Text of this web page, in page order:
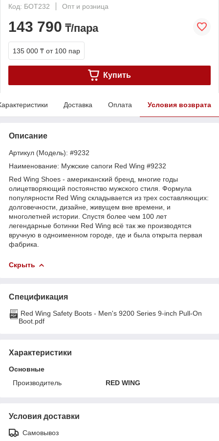
Код: БОТ232
Опт и розница
143 790 ₸/пара
135 000 ₸ от 100 пар
Купить
Доставка Оплата Условия возврата
Описание
Артикул (Модель): #9232
Наименование: Мужские сапоги Red Wing #9232
Red Wing Shoes - американский бренд, многие годы
олицетворяющий постоянство мужского стиля. Формула
популярности Red Wing складывается из трех составляющих:
долговечности, дизайне, живущем вне времени, и
многолетней истории. Спустя более чем 100 лет
легендарные ботинки Red Wing всё так же производятся
вручную в одноименном городе, где и была открыта первая
фабрика.
Скрыть
Спецификация
Red Wing Safety Boots - Men's 9200 Series 9-inch Pull-On
Boot.pdf
Характеристики
Основные
Производитель
RED WING
Условия доставки
Самовывоз